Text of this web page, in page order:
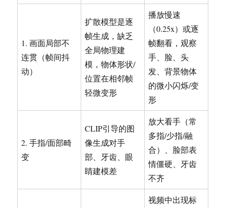
1. 画面局部不
连贯（帧间抖
动）
扩散模型是逐
帧生成，缺乏
全局物理建
模，物体形状/
位置在相邻帧
轻微变形
播放慢速
（0.25x）或逐
帧翻看，观察
手、脸、头
发、背景物体
的微小闪烁/变
形
2. 手指/面部畸
变
CLIP引导的图
像生成对手
部、牙齿、眼
睛建模差
放大看手（常
多指/少指/融
合）、脸部表
情僵硬、牙齿
不齐
视频中出现标